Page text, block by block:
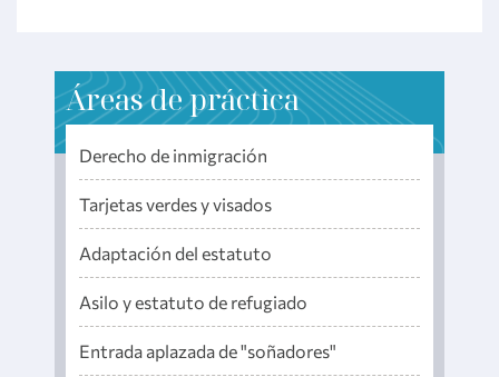
Áreas de práctica
Derecho de inmigración
Tarjetas verdes y visados
Adaptación del estatuto
Asilo y estatuto de refugiado
Entrada aplazada de "soñadores"